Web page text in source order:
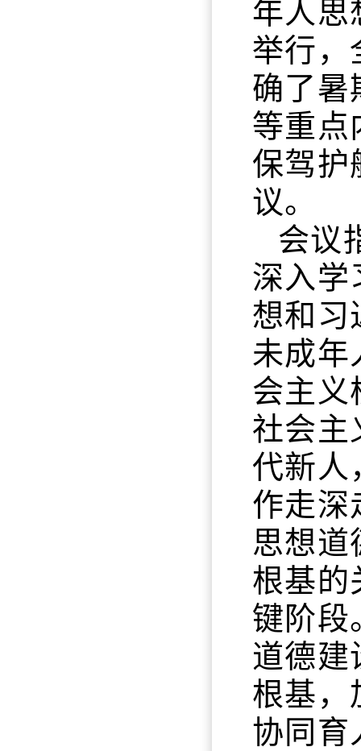
年人思
举行，
确了暑
等重点
保驾护
议。
会议
深入学
想和习
未成年
会主义
社会主
代新人
作走深
思想道
根基的
键阶段
道德建
根基，
协同育